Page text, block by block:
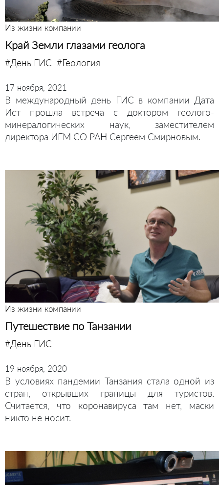
Из жизни компании
Край Земли глазами геолога
#День ГИС #Геология
17 ноября, 2021
В международный день ГИС в компании Дата
Ист прошла встреча с доктором геолого-
минералогических наук, заместителем
директора ИГМ СО РАН Сергеем Смирновым.
Из жизни компании
Путешествие по Танзании
#День ГИС
19 ноября, 2020
В условиях пандемии Танзания стала одной из
стран, открывших границы для туристов.
Считается, что коронавируса там нет, маски
никто не носит.